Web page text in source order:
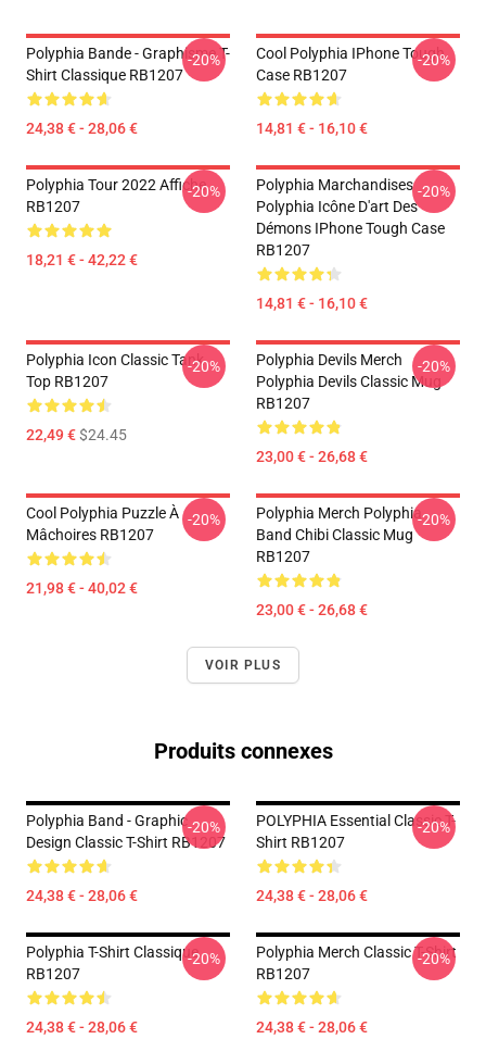
Polyphia Bande - Graphisme T-
Shirt Classique RB1207
24,38 € - 28,06 €
-20%
Cool Polyphia IPhone Tough
Case RB1207
14,81 € - 16,10 €
-20%
Polyphia Tour 2022 Affiche
RB1207
18,21 € - 42,22 €
-20%
Polyphia Marchandises
Polyphia Icône D'art Des
Démons IPhone Tough Case
RB1207
14,81 € - 16,10 €
-20%
Polyphia Icon Classic Tank
Top RB1207
22,49 €$24.45
-20%
Polyphia Devils Merch
Polyphia Devils Classic Mug
RB1207
23,00 € - 26,68 €
-20%
Cool Polyphia Puzzle À
Mâchoires RB1207
21,98 € - 40,02 €
-20%
Polyphia Merch Polyphia
Band Chibi Classic Mug
RB1207
23,00 € - 26,68 €
-20%
VOIR PLUS
Produits connexes
Polyphia Band - Graphic
Design Classic T-Shirt RB1207
24,38 € - 28,06 €
-20%
POLYPHIA Essential Classic T-
Shirt RB1207
24,38 € - 28,06 €
-20%
Polyphia T-Shirt Classique
RB1207
24,38 € - 28,06 €
-20%
Polyphia Merch Classic T-Shirt
RB1207
24,38 € - 28,06 €
-20%